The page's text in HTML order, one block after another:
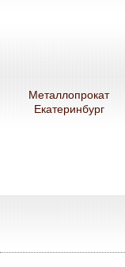
Металлопрокат
Екатеринбург